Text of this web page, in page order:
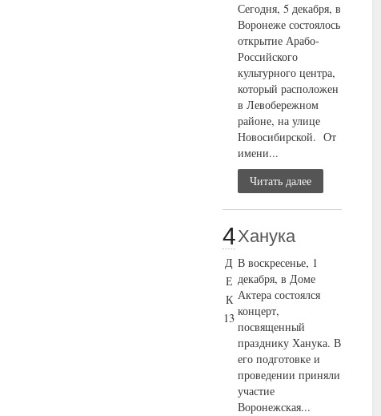
Сегодня, 5 декабря, в
Воронеже состоялось
открытие Арабо-
Российского
культурного центра,
который расположен
в Левобережном
районе, на улице
Новосибирской. От
имени...
Читать далее
4
Д
Е
К
13
Ханука
В воскресенье, 1
декабря, в Доме
Актера состоялся
концерт,
посвященный
празднику Ханука. В
его подготовке и
проведении приняли
участие
Воронежская...